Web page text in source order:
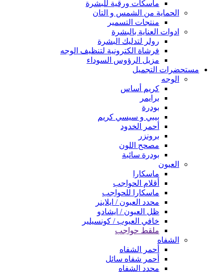
ماسكات ورقية للبشرة
الحماية من الشمس و التان
منتجات التسمير
ادوات العناية بالبشرة
رولر لتدليك البشرة
فرشاة الكترونية لتنظيف الوجه
مزيل الرؤوس السوداء
مستحضرات التجميل
الوجه
كريم أساس
برايمر
بودرة
بيبي و سيسي كريم
أحمر الخدود
برونزر
مصحح اللون
بودرة سائبة
العيون
ماسكارا
أقلام الحواجب
ماسكارا للحواجب
محدد العيون / ايلاينر
ظل العيون / ايشادو
خافي العيوب / كونسيلير
ملقط حواجب
الشفاه
أحمر الشفاه
أحمر شفاه سائل
محدد الشفاه